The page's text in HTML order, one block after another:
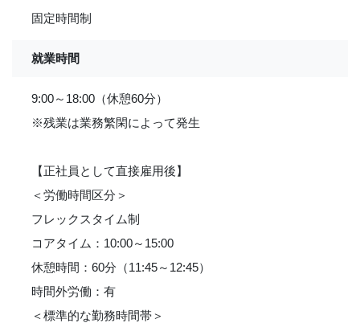
固定時間制
就業時間
9:00～18:00（休憩60分）
※残業は業務繁閑によって発生
【正社員として直接雇用後】
＜労働時間区分＞
フレックスタイム制
コアタイム：10:00～15:00
休憩時間：60分（11:45～12:45）
時間外労働：有
＜標準的な勤務時間帯＞